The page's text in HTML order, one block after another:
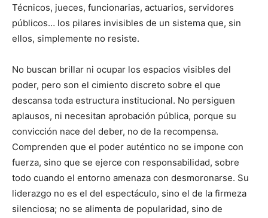
Técnicos, jueces, funcionarias, actuarios, servidores
públicos… los pilares invisibles de un sistema que, sin
ellos, simplemente no resiste.
No buscan brillar ni ocupar los espacios visibles del
poder, pero son el cimiento discreto sobre el que
descansa toda estructura institucional. No persiguen
aplausos, ni necesitan aprobación pública, porque su
convicción nace del deber, no de la recompensa.
Comprenden que el poder auténtico no se impone con
fuerza, sino que se ejerce con responsabilidad, sobre
todo cuando el entorno amenaza con desmoronarse. Su
liderazgo no es el del espectáculo, sino el de la firmeza
silenciosa; no se alimenta de popularidad, sino de